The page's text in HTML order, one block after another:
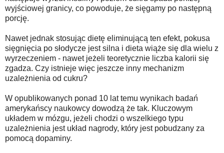
wyjściowej granicy, co powoduje, że sięgamy po następną
porcję.
Nawet jednak stosując dietę eliminującą ten efekt, pokusa
sięgnięcia po słodycze jest silna i dieta wiąże się dla wielu z
wyrzeczeniem - nawet jeżeli teoretycznie liczba kalorii się
zgadza. Czy istnieje więc jeszcze inny mechanizm
uzależnienia od cukru?
W opublikowanych ponad 10 lat temu wynikach badań
amerykańscy naukowcy dowodzą że tak. Kluczowym
układem w mózgu, jeżeli chodzi o wszelkiego typu
uzależnienia jest układ nagrody, który jest pobudzany za
pomocą dopaminy.